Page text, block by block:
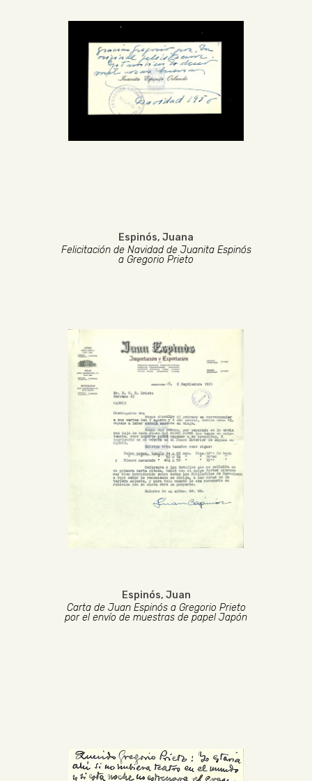
Espinós, Juana
Felicitación de Navidad de Juanita Espinós
a Gregorio Prieto
Espinós, Juan
Carta de Juan Espinós a Gregorio Prieto
por el envío de muestras de papel Japón